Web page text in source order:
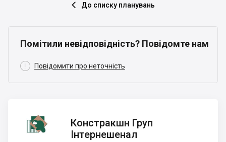
 До списку планувань
Помітили невідповідність? Повідомте нам
 Повідомити про неточність
Констракшн
Груп
Інтернешенал
Констракшн Груп
Інтернешенал